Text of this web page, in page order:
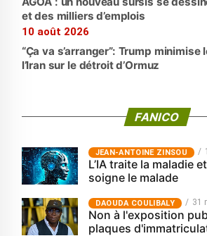
et des milliers d’emplois
10 août 2026
“Ça va s’arranger”: Trump
l’Iran sur le détroit d’Ormuz
FANICO
JEAN-ANTOINE ZINSOU
L’IA traite la maladie
soigne le malade
‎DAOUDA COULIBALY 31
Non à l'exposition
plaques